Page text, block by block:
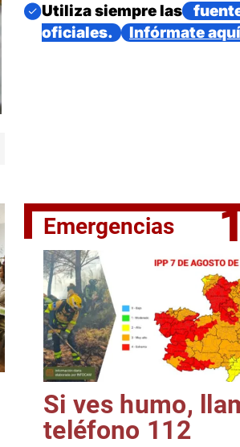
El jefe del Ejecutivo
Imagen
Utiliza siempre las
oficiales.
Infórmate aquí
Emergencias
Si ves humo,
teléfono 112